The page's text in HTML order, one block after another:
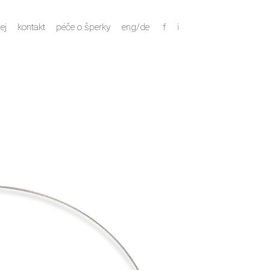
kontakt péče o šperky eng/de f i